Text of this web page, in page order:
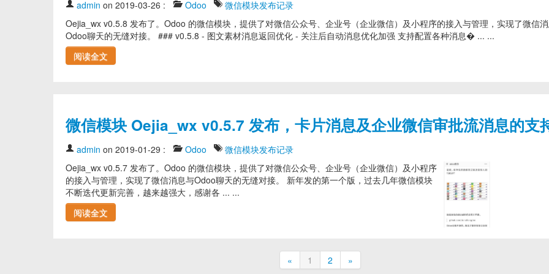
admin on 2019-03-26 : Odoo
微信模块发布记录
Oejia_wx v0.5.8 发布了。Odoo 的微信模块，提供了对微信公众号、企业号（企业微信）及小程序的接入与管理，实现了微信
Odoo聊天的无缝对接。 ### v0.5.8 - 图文素材消息返回优化 - 关注后自动消息优化加强 支持配置各种消息� ... ...
阅读全文
微信模块 Oejia_wx v0.5.7 发布，卡片消息及企业微信审批流消息的支
admin on 2019-01-29 : Odoo
微信模块发布记录
Oejia_wx v0.5.7 发布了。Odoo 的微信模块，提供了对微信公众号、企业号（企业微信）及小程序
的接入与管理，实现了微信消息与Odoo聊天的无缝对接。 新年发的第一个版，过去几年微信模块
不断迭代更新完善，越来越强大，感谢各 ... ...
阅读全文
« 1 2 »